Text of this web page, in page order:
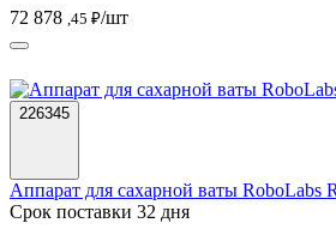
72 878 ,45 ₽/шт
226345
Аппарат для сахарной ваты RoboLabs
Срок поставки 32 дня